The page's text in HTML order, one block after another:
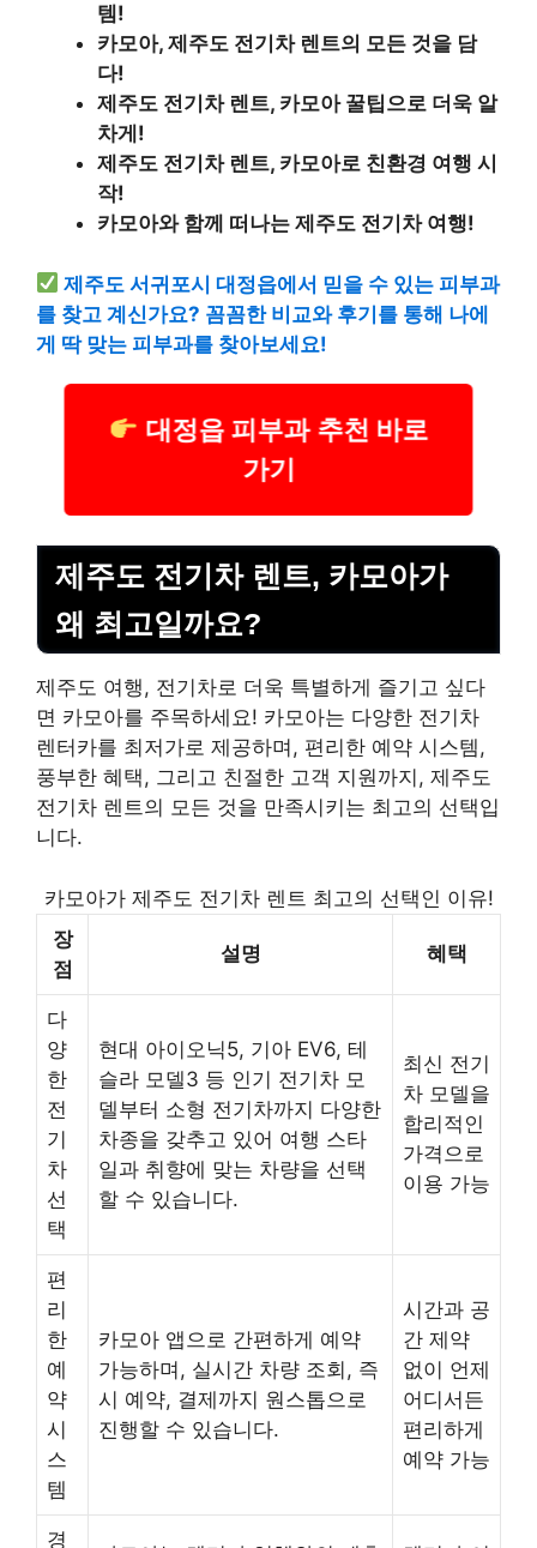
템!
카모아, 제주도 전기차 렌트의 모든 것을 담
다!
제주도 전기차 렌트, 카모아 꿀팁으로 더욱 알
차게!
제주도 전기차 렌트, 카모아로 친환경 여행 시
작!
카모아와 함께 떠나는 제주도 전기차 여행!
제주도 서귀포시 대정읍에서 믿을 수 있는 피부과
를 찾고 계신가요? 꼼꼼한 비교와 후기를 통해 나에
게 딱 맞는 피부과를 찾아보세요!
대정읍 피부과 추천 바로
가기
제주도 전기차 렌트, 카모아가
왜 최고일까요?
제주도 여행, 전기차로 더욱 특별하게 즐기고 싶다
면 카모아를 주목하세요! 카모아는 다양한 전기차
렌터카를 최저가로 제공하며, 편리한 예약 시스템,
풍부한 혜택, 그리고 친절한 고객 지원까지, 제주도
전기차 렌트의 모든 것을 만족시키는 최고의 선택입
니다.
카모아가 제주도 전기차 렌트 최고의 선택인 이유!
장
점
설명 혜택
다
양
한
전
기
차
선
택
현대 아이오닉5, 기아 EV6, 테
슬라 모델3 등 인기 전기차 모
델부터 소형 전기차까지 다양한
차종을 갖추고 있어 여행 스타
일과 취향에 맞는 차량을 선택
할 수 있습니다.
최신 전기
차 모델을
합리적인
가격으로
이용 가능
편
리
한
예
약
시
스
템
카모아 앱으로 간편하게 예약
가능하며, 실시간 차량 조회, 즉
시 예약, 결제까지 원스톱으로
진행할 수 있습니다.
시간과 공
간 제약
없이 언제
어디서든
편리하게
예약 가능
경